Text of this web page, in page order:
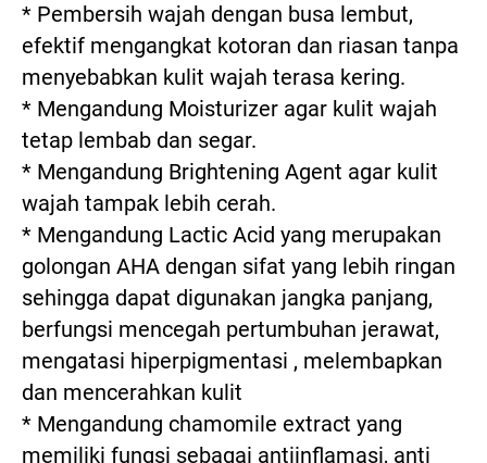
* Pembersih wajah dengan busa lembut,
efektif mengangkat kotoran dan riasan tanpa
menyebabkan kulit wajah terasa kering.
* Mengandung Moisturizer agar kulit wajah
tetap lembab dan segar.
* Mengandung Brightening Agent agar kulit
wajah tampak lebih cerah.
* Mengandung Lactic Acid yang merupakan
golongan AHA dengan sifat yang lebih ringan
sehingga dapat digunakan jangka panjang,
berfungsi mencegah pertumbuhan jerawat,
mengatasi hiperpigmentasi , melembapkan
dan mencerahkan kulit
* Mengandung chamomile extract yang
memiliki fungsi sebagai antiinflamasi, anti